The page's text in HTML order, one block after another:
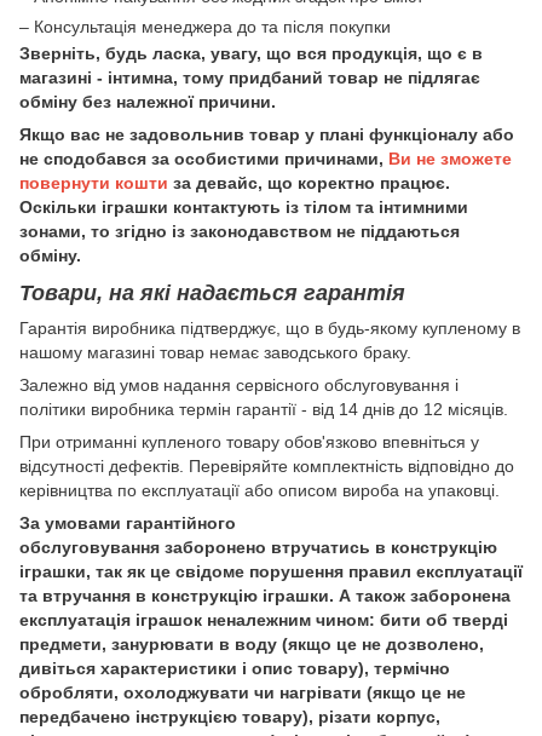
– Консультація менеджера до та після покупки
Зверніть, будь ласка, увагу, що вся продукція, що є в
магазині - інтимна, тому придбаний товар не підлягає
обміну без належної причини.
Якщо вас не задовольнив товар у плані функціоналу або
не сподобався за особистими причинами, Ви не зможете
повернути кошти за девайс, що коректно працює.
Оскільки іграшки контактують із тілом та інтимними
зонами, то згідно із законодавством не піддаються
обміну.
Товари, на які надається гарантія
Гарантія виробника підтверджує, що в будь-якому купленому в
нашому магазині товар немає заводського браку.
Залежно від умов надання сервісного обслуговування і
політики виробника термін гарантії - від 14 днів до 12 місяців.
При отриманні купленого товару обов'язково впевніться у
відсутності дефектів. Перевіряйте комплектність відповідно до
керівництва по експлуатації або описом вироба на упаковці.
За умовами гарантійного
обслуговування заборонено втручатись в конструкцію
іграшки, так як це свідоме порушення правил експлуатації
та втручання в конструкцію іграшки. А також заборонена
експлуатація іграшок неналежним чином: бити об тверді
предмети, занурювати в воду (якщо це не дозволено,
дивіться характеристики і опис товару), термічно
обробляти, охолоджувати чи нагрівати (якщо це не
передбачено інструкцією товару), різати корпус,